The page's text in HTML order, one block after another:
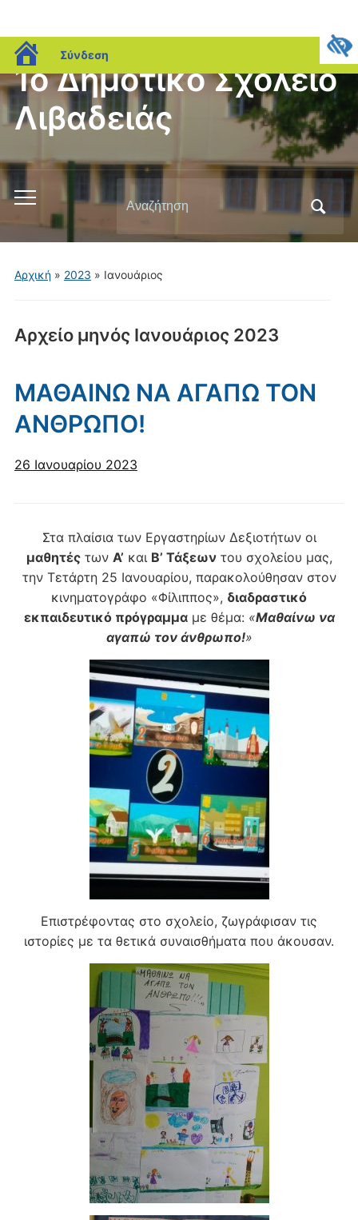
blogs.sch.gr
Σύνδεση
1ο Δημοτικό Σχολείο
Λιβαδειάς
Εναλλαγή
μενού
για
για:
Αρχική» 2023 » Ιανουάριος
Αρχείο μηνός Ιανουάριος 2023
ΜΑΘΑΙΝΩ ΝΑ ΑΓΑΠΩ ΤΟΝ
ΑΝΘΡΩΠΟ!
26 Ιανουαρίου 2023
Στα πλαίσια των Εργαστηρίων Δεξιοτήτων οι
μαθητέςτων Α’ και Β’ Τάξεωντου σχολείου μας,
την Τετάρτη 25 Ιανουαρίου, παρακολούθησαν στον
κινηματογράφο «Φίλιππος», διαδραστικό
εκπαιδευτικό πρόγραμμαμε θέμα: «Μαθαίνω να
αγαπώ τον άνθρωπο!»
Επιστρέφοντας στο σχολείο, ζωγράφισαν τις
ιστορίες με τα θετικά συναισθήματα που άκουσαν.